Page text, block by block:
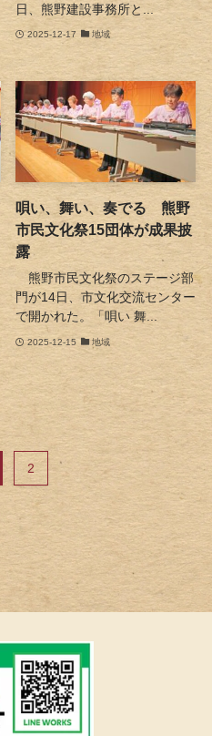
日、熊野建設事務所と...
2025-12-17 地域
唄い、舞い、奏でる 熊野
市民文化祭15団体が成果披
露
熊野市民文化祭のステージ部
門が14日、市文化交流センター
で開かれた。「唄い 舞...
2025-12-15 地域
2